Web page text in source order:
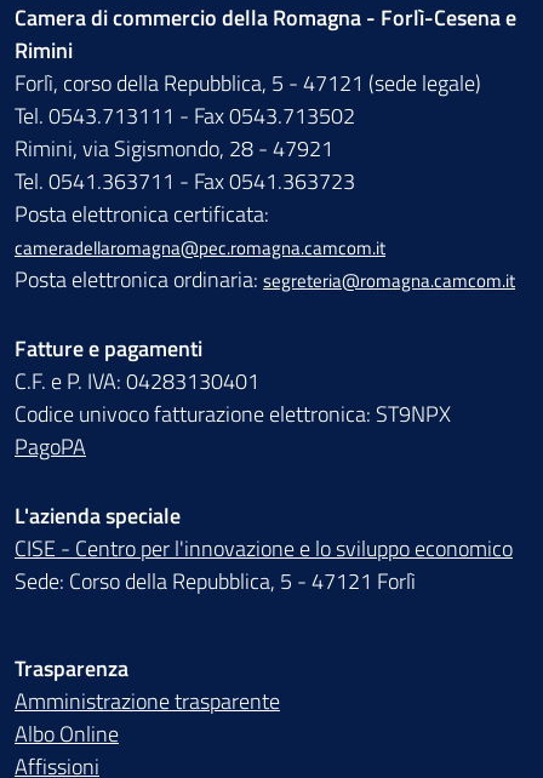
Camera di commercio della Romagna - Forlì-Cesena e
Rimini
Forlì, corso della Repubblica, 5 - 47121 (sede legale)
Tel. 0543.713111 - Fax 0543.713502
Rimini, via Sigismondo, 28 - 47921
Tel. 0541.363711 - Fax 0541.363723
Posta elettronica certificata:
cameradellaromagna@pec.romagna.camcom.it
Posta elettronica ordinaria: segreteria@romagna.camcom.it
Fatture e pagamenti
C.F. e P. IVA: 04283130401
Codice univoco fatturazione elettronica: ST9NPX
PagoPA
L'azienda speciale
CISE - Centro per l'innovazione e lo sviluppo economico
Sede: Corso della Repubblica, 5 - 47121 Forlì
Trasparenza
Amministrazione trasparente
Albo Online
Affissioni